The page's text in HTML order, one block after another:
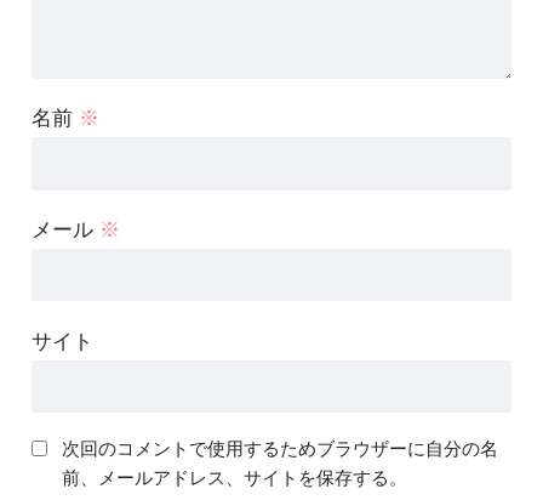
名前 ※
メール ※
サイト
次回のコメントで使用するためブラウザーに自分の名
前、メールアドレス、サイトを保存する。